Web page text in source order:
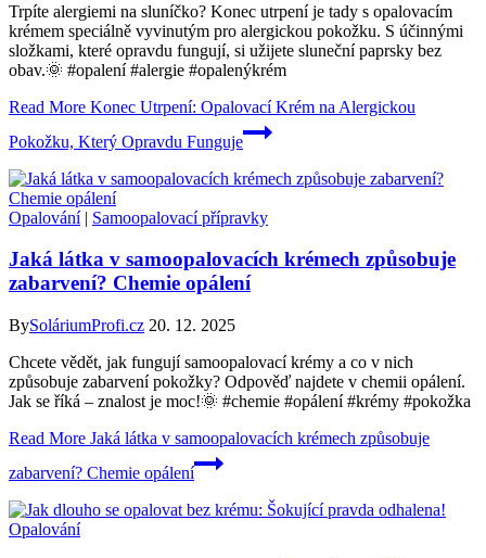
Trpíte alergiemi na sluníčko? Konec utrpení je tady s opalovacím
krémem speciálně vyvinutým pro alergickou pokožku. S účinnými
složkami, které opravdu fungují, si užijete sluneční paprsky bez
obav.🌞 #opalení #alergie #opalenýkrém
Read More Konec Utrpení: Opalovací Krém na Alergickou
Pokožku, Který Opravdu Funguje
Opalování| Samoopalovací přípravky
Jaká látka v samoopalovacích krémech způsobuje
zabarvení? Chemie opálení
BySoláriumProfi.cz 20. 12. 2025
Chcete vědět, jak fungují samoopalovací krémy a co v nich
způsobuje zabarvení pokožky? Odpověď najdete v chemii opálení.
Jak se říká – znalost je moc!🌞 #chemie #opálení #krémy #pokožka
Read More Jaká látka v samoopalovacích krémech způsobuje
zabarvení? Chemie opálení
Opalování